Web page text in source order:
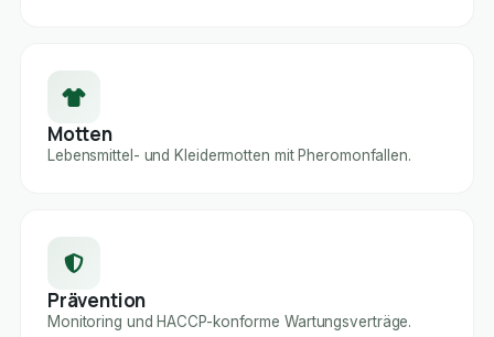
Motten
Lebensmittel- und Kleidermotten mit Pheromonfallen.
Prävention
Monitoring und HACCP-konforme Wartungsverträge.